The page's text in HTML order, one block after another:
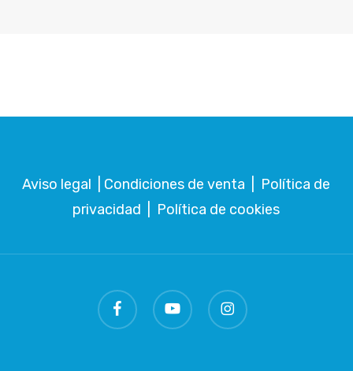
Aviso legal Condiciones de venta
Política de
privacidad
Política de cookies
facebook youtube instagram